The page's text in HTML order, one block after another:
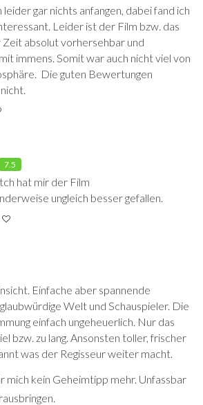
gar nichts anfangen, dabei fand ich
Leider ist der Film bzw. das
Zeit absolut vorhersehbar und
immens. Somit war auch nicht viel von
Die guten Bewertungen
7.5
hat mir der Film
ungleich besser gefallen.
Einfache aber spannende
Welt und Schauspieler. Die
einfach ungeheuerlich. Nur das
bzw. zu lang. Ansonsten toller, frischer
was der Regisseur weiter macht.
mich kein Geheimtipp mehr. Unfassbar